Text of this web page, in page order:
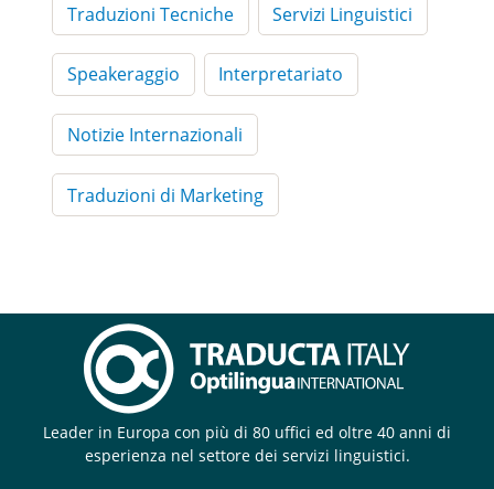
Traduzioni Tecniche Servizi Linguistici
Speakeraggio Interpretariato
Notizie Internazionali
Traduzioni di Marketing
Leader in Europa con più di 80 uffici ed oltre 40 anni di
esperienza nel settore dei servizi linguistici.